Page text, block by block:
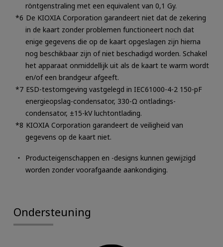
röntgenstraling met een equivalent van 0,1 Gy.
De KIOXIA Corporation garandeert niet dat de zekering
in de kaart zonder problemen functioneert noch dat
enige gegevens die op de kaart opgeslagen zijn hierna
nog beschikbaar zijn of niet beschadigd worden. Schakel
het apparaat onmiddellijk uit als de kaart te warm wordt
en/of een brandgeur afgeeft.
ESD-testomgeving vastgelegd in IEC61000-4-2 150-pF
energieopslag-condensator, 330-Ω ontladings-
condensator, ±15-kV luchtontlading.
KIOXIA Corporation garandeert de veiligheid van
gegevens op de kaart niet.
Producteigenschappen en -designs kunnen gewijzigd
worden zonder voorafgaande aankondiging.
Ondersteuning